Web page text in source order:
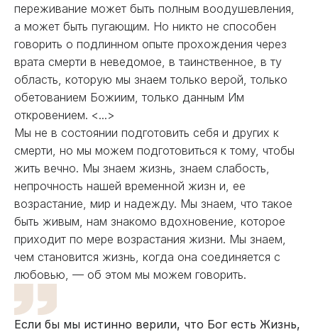
переживание может быть полным воодушевления,
а может быть пугающим. Но никто не способен
говорить о подлинном опыте прохождения через
врата смерти в неведомое, в таинственное, в ту
область, которую мы знаем только верой, только
обетованием Божиим, только данным Им
откровением. <...>
Мы не в состоянии подготовить себя и других к
смерти, но мы можем подготовиться к тому, чтобы
жить вечно. Мы знаем жизнь, знаем слабость,
непрочность нашей временной жизн и, ее
возрастание, мир и надежду. Мы знаем, что такое
быть живым, нам знакомо вдохновение, которое
приходит по мере возрастания жизни. Мы знаем,
чем становится жизнь, когда она соединяется с
любовью, — об этом мы можем говорить.
Если бы мы истинно верили, что Бог есть Жизнь,